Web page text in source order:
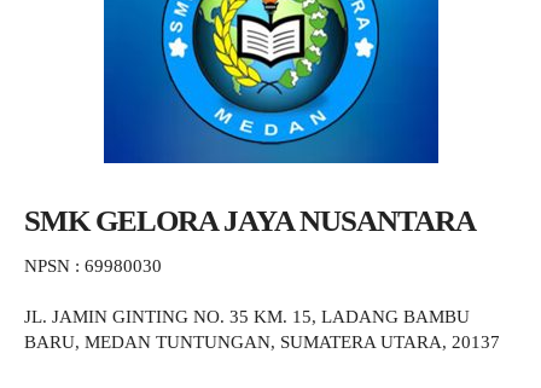
SMK GELORA JAYA NUSANTARA
NPSN : 69980030
JL. JAMIN GINTING NO. 35 KM. 15, LADANG BAMBU
BARU, MEDAN TUNTUNGAN, SUMATERA UTARA, 20137